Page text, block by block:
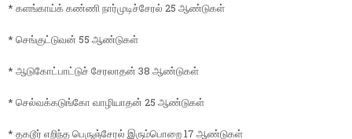
* களங்காய்க் கண்ணி நார்முடிச்சேரல் 25 ஆண்டுகள்
* செங்குட்டுவன் 55 ஆண்டுகள்
* ஆடுகோட்பாட்டுச் சேரலாதன் 38 ஆண்டுகள்
* செல்வக்கடுங்கோ வாழியாதன் 25 ஆண்டுகள்
* தகடூர் எறிந்த பெருஞ்சேரல் இரும்பொறை 17 ஆண்டுகள்